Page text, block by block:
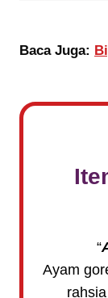
Baca Juga:
“
Ayam